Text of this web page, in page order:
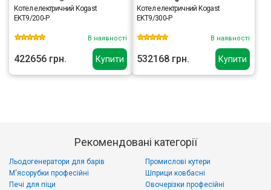
Купити
Котел електричний Kogast
EKT9/200-P
В наявності
422656 грн. Купити
Котел електричний Kogast
EKT9/300-P
В наявності
532168 грн.
Рекомендовані категорії
Льодогенератори для барів
М'ясорубки професійні
Печі для піци
Промислові кутери
Шприци ковбасні
Овочерізки професійні